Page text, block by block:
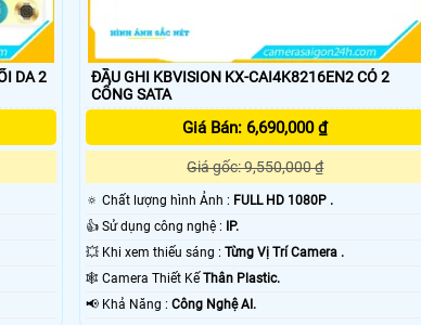
ĐẦU GHI KBVISION KX-CAI4K8216EN2 CÓ 2
CỔNG SATA
Giá Bán: 6,690,000 ₫
Giá gốc: 9,550,000 ₫
🔅 Chất lượng hình Ảnh : FULL HD 1080P .
👍 Sử dụng công nghệ :
IP.
💥 Khi xem thiếu sáng : Từng Vị Trí Camera .
🕸️ Camera Thiết Kế Thân Plastic.
️📢 Khả Năng : Công Nghệ AI.